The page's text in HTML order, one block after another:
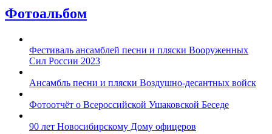
Фотоальбом
Фестиваль ансамблей песни и пляски Вооруженных
Сил России 2023
Ансамбль песни и пляски Воздушно-десантных войск
Фотоотчёт о Всероссийской Ушаковской Беседе
90 лет Новосибирскому Дому офицеров